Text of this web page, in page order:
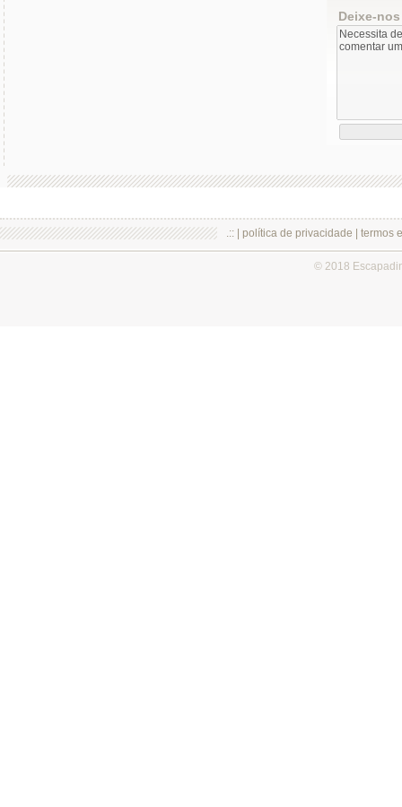
Deixe-
.:: | política de privacidade termos
© 2018